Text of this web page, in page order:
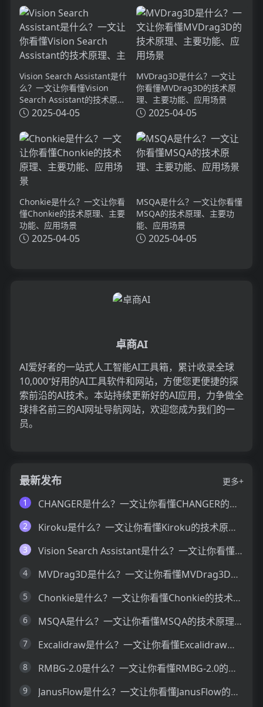
Vision Search Assistant是什
么？一文让你看懂Vision
Search Assistant的技术原
理、主要功能、应用场景
2025-04-05
MVDrag3D是什么？一文让
你看懂MVDrag3D的技术原
理、主要功能、应用场景
2025-04-05
Chonkie是什么？一文让你看
懂Chonkie的技术原理、主要
功能、应用场景
2025-04-05
MSQA是什么？一文让你看懂
MSQA的技术原理、主要功
能、应用场景
2025-04-05
卓商AI
AI爱好者的一站式人工智能AI工具箱，累计收录全球
10,000⁺好用的AI工具软件和网站，方便您更便捷的探
索前沿的AI技术。本站持续更新好的AI应用，力争做全
球排名前三的AI网址导航网站，欢迎您成为我们的一
员。
最新发布
更多+
1
CHANGER是什么？一文让你看懂CHANGER的技术原理、主要功能、应用场景
2 Kiroku是什么？一文让你看懂Kiroku的技术原理、主要功能、应用场景
3 Vision Search Assistant是什么？一文让你看懂Vision Search Assistant的技术原理、主要功能、应用场景
4 MVDrag3D是什么？一文让你看懂MVDrag3D的技术原理、主要功能、应用场景
5 Chonkie是什么？一文让你看懂Chonkie的技术原理、主要功能、应用场景
6 MSQA是什么？一文让你看懂MSQA的技术原理、主要功能、应用场景
7 Excalidraw是什么？一文让你看懂Excalidraw的技术原理、主要功能、应用场景
8 RMBG-2.0是什么？一文让你看懂RMBG-2.0的技术原理、主要功能、应用场景
9 JanusFlow是什么？一文让你看懂JanusFlow的技术原理、主要功能、应用场景